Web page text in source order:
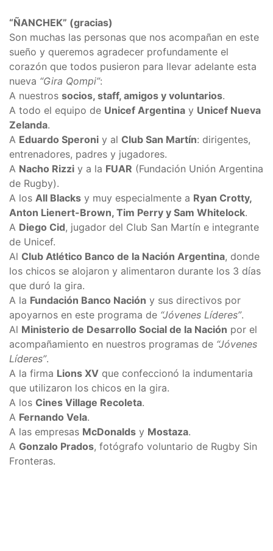
“ÑANCHEK” (gracias)
Son muchas las personas que nos acompañan en este
sueño y queremos agradecer profundamente el
corazón que todos pusieron para llevar adelante esta
nueva “Gira Qompi”:
A nuestros socios, staff, amigos y voluntarios.
A todo el equipo de Unicef Argentina y Unicef Nueva
Zelanda.
A Eduardo Speroni y al Club San Martín: dirigentes,
entrenadores, padres y jugadores.
A Nacho Rizzi y a la FUAR (Fundación Unión Argentina
de Rugby).
A los All Blacks y muy especialmente a Ryan Crotty,
Anton Lienert-Brown, Tim Perry y Sam Whitelock.
A Diego Cid, jugador del Club San Martín e integrante
de Unicef.
Al Club Atlético Banco de la Nación Argentina, donde
los chicos se alojaron y alimentaron durante los 3 días
que duró la gira.
A la Fundación Banco Nación y sus directivos por
apoyarnos en este programa de “Jóvenes Líderes”.
Al Ministerio de Desarrollo Social de la Nación por el
acompañamiento en nuestros programas de “Jóvenes
Líderes”.
A la firma Lions XV que confeccionó la indumentaria
que utilizaron los chicos en la gira.
A los Cines Village Recoleta.
A Fernando Vela.
A las empresas McDonalds y Mostaza.
A Gonzalo Prados, fotógrafo voluntario de Rugby Sin
Fronteras.